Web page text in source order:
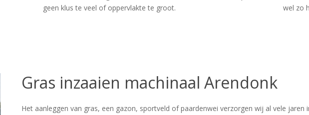
geen klus te veel of oppervlakte te groot.
wel zo
Gras inzaaien machinaal Arendonk
Het aanleggen van gras, een gazon, sportveld of paardenwei verzorgen wij al vele jaren